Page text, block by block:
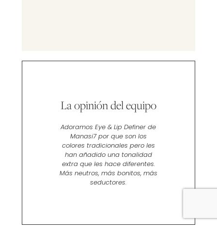
La opinión del equipo
Adoramos Eye & Lip Definer de
Manasi7 por que son los
colores tradicionales pero les
han añadido una tonalidad
extra que les hace diferentes.
Más neutros, más bonitos, más
seductores.